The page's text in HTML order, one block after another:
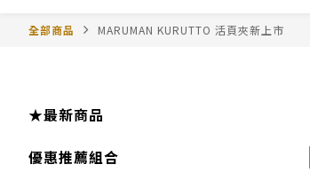
全部商品 MARUMAN KURUTTO 活頁夾新上市
★最新商品
優惠推薦組合